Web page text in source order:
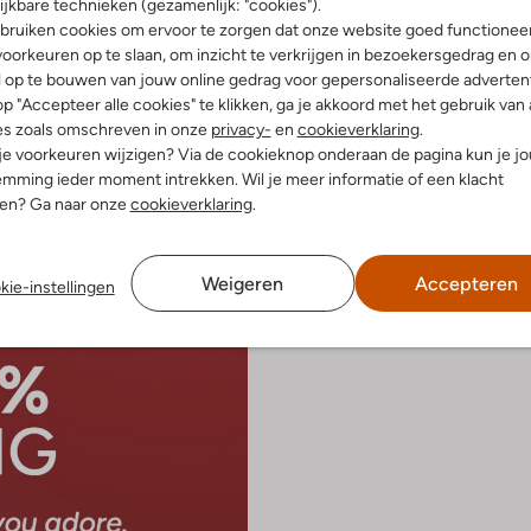
technieken (gezamenlijk: "cookies").
cookies om ervoor te zorgen dat onze website goed
op te slaan, om inzicht te verkrijgen in bezoekersgedrag en
op te bouwen van jouw online gedrag voor gepersonaliseerde
"Accepteer alle cookies" te klikken, ga je akkoord met het gebruik van
zoals omschreven in onze privacy- en cookieverklaring.
voorkeuren wijzigen? Via de cookieknop onderaan de pagina kun je
ieder moment intrekken. Wil je meer informatie of een klacht
Ga naar onzecookieverklaring.
instellingen Weigeren Accepteren
-50%
Tommy Hilfiger
Lage sneakers
Vanaf € 41,99